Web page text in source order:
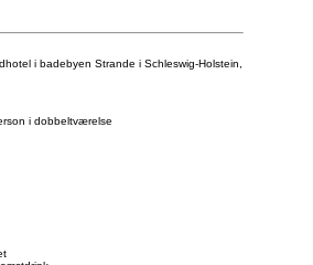
i badebyen Strande i Schleswig-Holstein,
i dobbeltværelse